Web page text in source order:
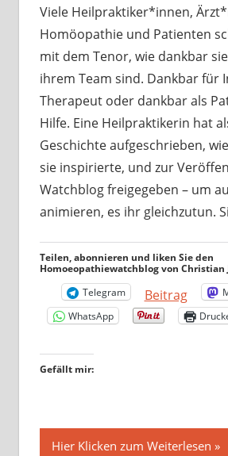
Viele Heilpraktiker*innen,
Homöopathie und Patienten
mit dem Tenor, wie dankbar
ihrem Team sind. Dankbar für
Therapeut oder dankbar als
Hilfe. Eine Heilpraktikerin hat
Geschichte aufgeschrieben,
sie inspirierte, und zur
Watchblog freigegeben – um
animieren, es ihr gleichzutun.
Teilen, abonnieren und liken Sie den
Homoeopathiewatchblog von Christian
Telegram
Beitrag
WhatsApp
Gefällt mir:
Hier Klicken zum Weiterlesen